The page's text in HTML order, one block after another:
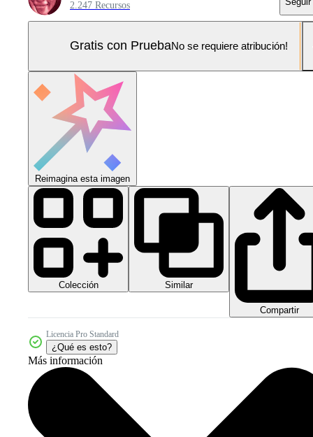
2.247 Recursos
Gratis con PruebaNo se requiere atribución!
Reimagina esta imagen
Colección Similar
Compartir
Licencia Pro Standard
¿Qué es esto?
Más información